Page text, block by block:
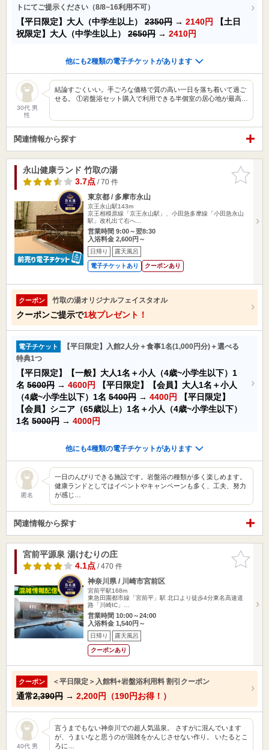
トにてご提示ください（8/8~16利用不可）
【平日限定】大人（中学生以上） 2350円 → 2140円
【土日
祝限定】大人（中学生以上） 2650円 → 2410円
他にも2種類の電子チケットがあります
30代 男
性
結論すごくいい。手ごろな価格で質の高い一日を落ち着いて過ご
せる。 ①岩盤浴セット購入で利用できる半個室の居心地が最高…
関連情報から探す
お気に入
りに追加
永山健康ランド 竹取の湯
3.7点/ 70 件
東京都 / 多摩市永山
京王永山駅143m
京王相模原線「京王永山駅」、小田急多摩線「小田急永山
駅」改札出て右へ…
営業時間 9:00～翌8:30
入浴料金 2,600円～
日帰り 露天風呂
電子チケットあり クーポンあり
クーポン 竹取の湯オリジナルフェイスタオル
クーポンご提示で1枚プレゼント！
電子チケット
【平日限定】入館2人分＋食事1名(1,000円分)＋選べる
特典1つ
【平日限定】【一般】大人1名＋小人（4歳~小学生以下）1
名 5600円 → 4600円
【平日限定】【会員】大人1名＋小人
（4歳~小学生以下）1名 5400円 → 4400円
【平日限定】
【会員】シニア（65歳以上）1名＋小人（4歳~小学生以下）
1名 5000円 → 4000円
他にも4種類の電子チケットがあります
匿名
一日のんびりできる施設です。岩盤浴の種類が多く楽しめます。
健康ランドとしてはイベントやキャンペーンも多く、工夫、努力
が感じ…
関連情報から探す
お気に入
りに追加
宮前平源泉 湯けむりの庄
4.1点/ 470 件
神奈川県 / 川崎市宮前区
宮前平駅168m
東急田園都市線「宮前平」駅 北口より徒歩4分東名高速道
路「川崎IC」…
営業時間 10:00～24:00
入浴料金 1,540円～
日帰り 露天風呂
クーポンあり
クーポン ＜平日限定＞入館料+岩盤浴利用料 割引クーポン
通常2,390円 → 2,200円（190円お得！）
40代 男
言うまでもない神奈川での超人気温泉。 さすがに混んでいます
が、うまいなと思うのが混雑をかんじさせない作り。 いたるとこ
ろに…